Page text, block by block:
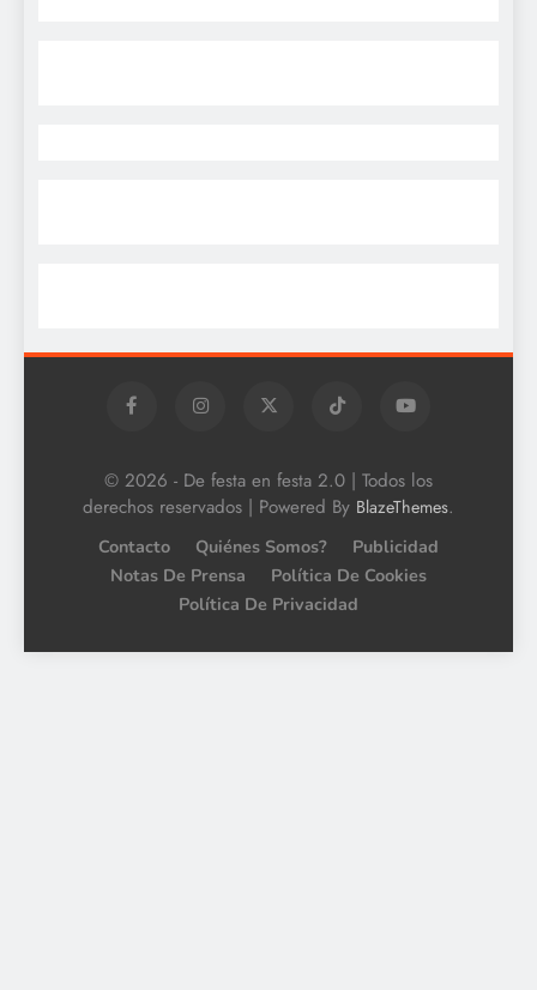
© 2026 - De festa en festa 2.0 | Todos los
derechos reservados | Powered By BlazeThemes.
Contacto Quiénes Somos?
Publicidad
Notas De Prensa
Política De Cookies
Política De Privacidad